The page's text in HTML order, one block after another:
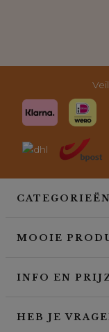
CATEGORIEËN
MOOIE
INFO EN
HEB JE